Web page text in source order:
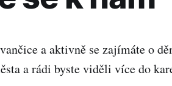
a aktivně se zajímáte o
a rádi byste viděli více do